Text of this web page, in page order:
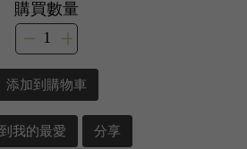
購買數量
添加到購物車
我的最愛 分享